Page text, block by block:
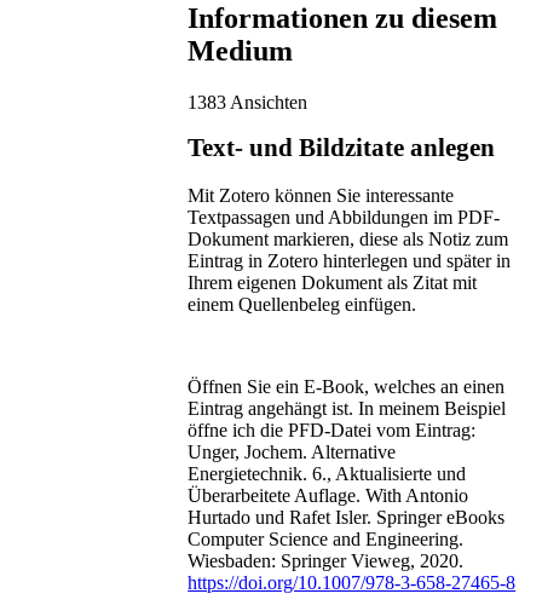
Informationen zu diesem
Medium
1383 Ansichten
Text- und Bildzitate anlegen
Mit Zotero können Sie interessante
Textpassagen und Abbildungen im PDF-
Dokument markieren, diese als Notiz zum
Eintrag in Zotero hinterlegen und später in
Ihrem eigenen Dokument als Zitat mit
einem Quellenbeleg einfügen.
Öffnen Sie ein E-Book, welches an einen
Eintrag angehängt ist. In meinem Beispiel
öffne ich die PFD-Datei vom Eintrag:
Unger, Jochem. Alternative
Energietechnik. 6., Aktualisierte und
Überarbeitete Auflage. With Antonio
Hurtado und Rafet Isler. Springer eBooks
Computer Science and Engineering.
Wiesbaden: Springer Vieweg, 2020.
https://doi.org/10.1007/978-3-658-27465-8